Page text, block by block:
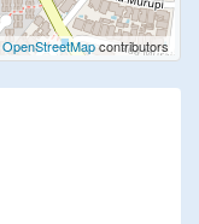
OpenStreetMapcontributors